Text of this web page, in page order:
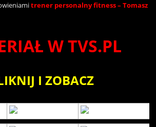
trener personalny fitness – Tomasz
W TVS.PL
I ZOBACZ